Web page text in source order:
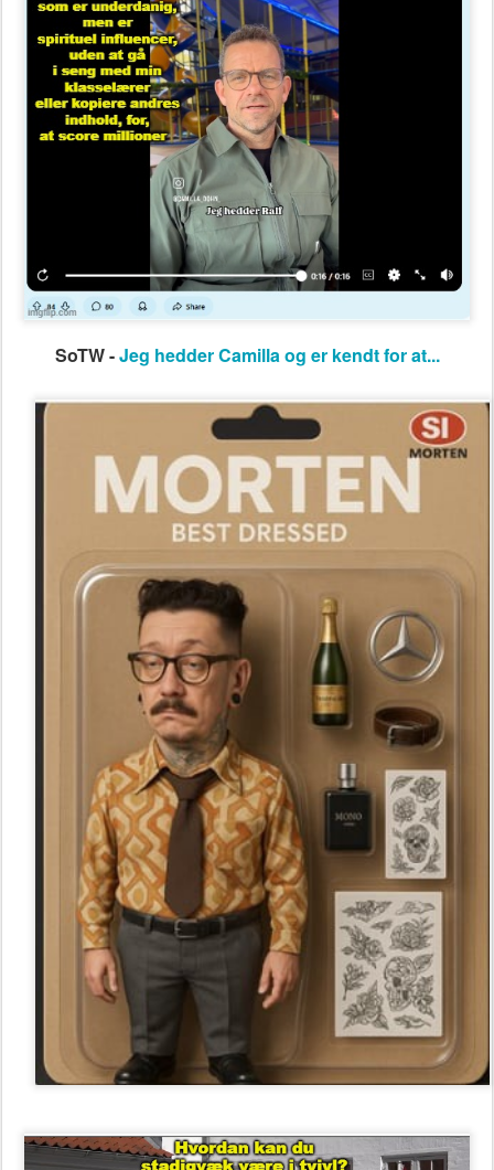
SoTW -Jeg hedder Camilla og er kendt for at...